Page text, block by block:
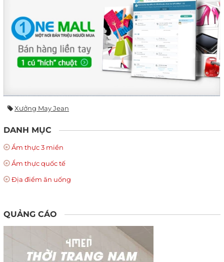
Xưởng May Jean
DANH MỤC
Ẩm thực 3 miền
Ẩm thực quốc tế
Địa điểm ăn uống
QUẢNG CÁO